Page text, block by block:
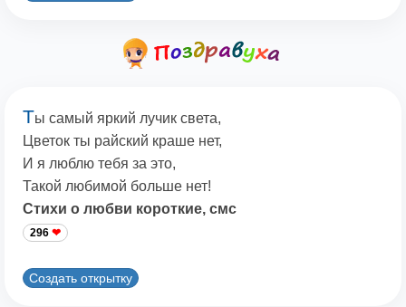
Ты самый яркий лучик света,
Цветок ты райский краше нет,
И я люблю тебя за это,
Такой любимой больше нет!
Стихи о любви короткие, смс
296
Создать открытку